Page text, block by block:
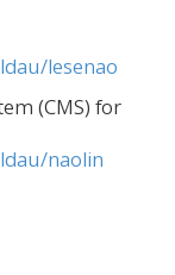
lesenao
(CMS) for
naolin